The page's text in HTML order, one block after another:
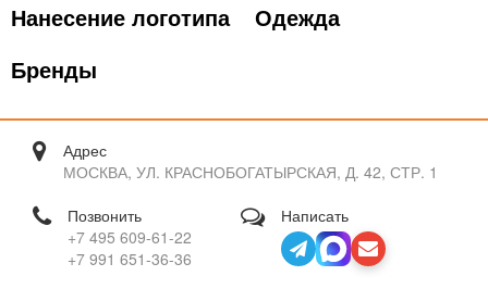
Нанесение логотипа
Одежда
Бренды
Адрес
МОСКВА, УЛ. КРАСНОБОГАТЫРСКАЯ, Д. 42, СТР. 1
Позвонить
+7 495 609-61-22
+7 991 651-36-36
Написать